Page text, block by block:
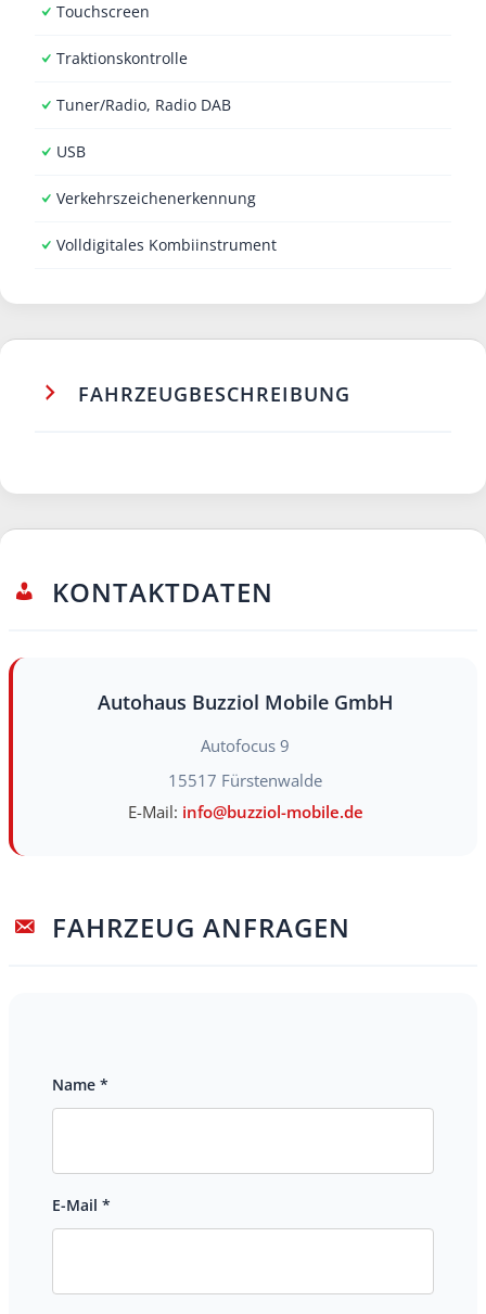
Touchscreen
Traktionskontrolle
Tuner/Radio, Radio DAB
USB
Verkehrszeichenerkennung
Volldigitales Kombiinstrument
FAHRZEUGBESCHREIBUNG
KONTAKTDATEN
Autohaus Buzziol Mobile GmbH
Autofocus 9
15517 Fürstenwalde
E-Mail: info@buzziol-mobile.de
FAHRZEUG ANFRAGEN
Name *
E-Mail *